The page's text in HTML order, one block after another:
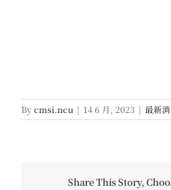
Bycmsi.ncu | 14 6 月, 2023 | 最新
Share This Story,